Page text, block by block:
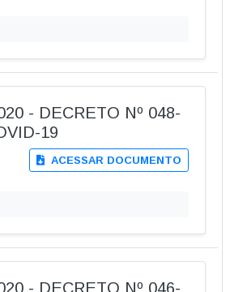
- DECRETO Nº 048-
19
ACESSAR DOCUMENTO
- DECRETO Nº 046-